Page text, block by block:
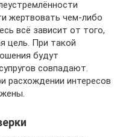
жертвовать чем-либо
всё зависит от того,
цель. При такой
будут
совпадают.
расхождении интересов